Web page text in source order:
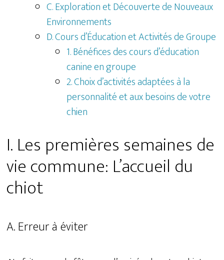
C. Exploration et Découverte de Nouveaux
Environnements
D. Cours d’Éducation et Activités de Groupe
1. Bénéfices des cours d’éducation
canine en groupe
2. Choix d’activités adaptées à la
personnalité et aux besoins de votre
chien
I. Les premières semaines de
vie commune: L’accueil du
chiot
A. Erreur à éviter